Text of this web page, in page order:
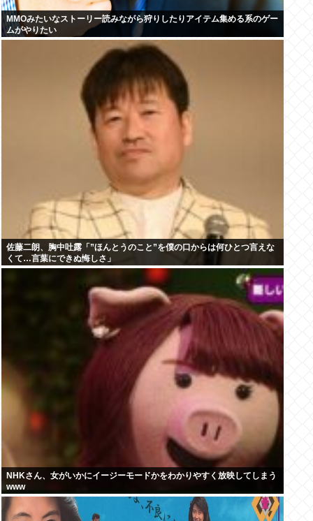
MMOみたいなストーリー読みながら狩りしたりアイテム集める系のゲー
ムがやりたい
佐藤二朗、胸中吐露「”ほんとうのこと”を僕の口からは何ひとつ言えな
くて…言葉にできぬ悔しさ」
NHKさん、女がいかにイージーモードかをわかりやすく放映してしまう
www